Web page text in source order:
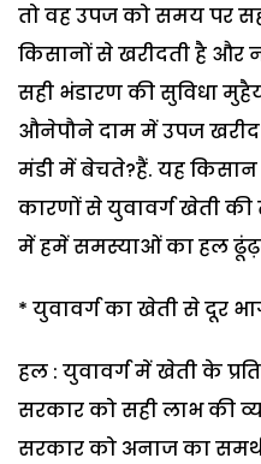
तो वह उपज को समय पर
किसानों से खरीदती है और
सही भंडारण की सुविधा
औनेपौने दाम में उपज
मंडी में बेचते?हैं. यह किसान
कारणों से युवावर्ग खेती
में हमें समस्याओं का हल
* युवावर्ग का खेती से दूर
हल : युवावर्ग में खेती के
सरकार को सही लाभ की
सरकार को अनाज का